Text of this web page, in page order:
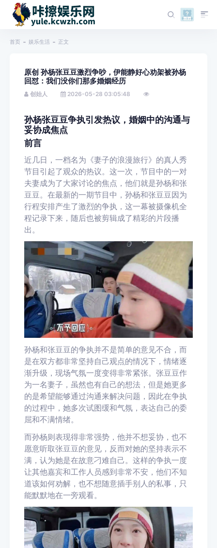
首页 娱乐生活 正文
原创 孙杨张豆豆激烈争吵，伊能静好心劝架被孙杨
回怼：我们没你们那多婚姻经历
创始人 2026-05-28 03:05:48
孙杨张豆豆争执引发热议，婚姻中的沟通与
妥协成焦点
前言
近几日，一档名为《妻子的浪漫旅行》的真人秀
节目引起了观众的热议。这一次，节目中的一对
夫妻成为了大家讨论的焦点，他们就是孙杨和张
豆豆。在最新的一期节目中，孙杨和张豆豆因为
行程安排产生了激烈的争执，这一幕被摄像机全
程记录下来，随后也被剪辑成了精彩的片段播
出。
孙杨和张豆豆的争执并不是简单的意见不合，而
是在双方都非常坚持自己观点的情况下，情绪逐
渐升级，现场气氛一度变得非常紧张。张豆豆作
为一名妻子，虽然也有自己的想法，但是她更多
的是希望能够通过沟通来解决问题，因此在争执
的过程中，她多次试图缓和气氛，表达自己的委
屈和不满情绪。
而孙杨则表现得非常强势，他并不想妥协，也不
愿意听取张豆豆的意见，反而对她的坚持表示不
满，认为她是在故意刁难自己。这样的争执一度
让其他嘉宾和工作人员感到非常不安，他们不知
道该如何劝解，也不想随意插手别人的私事，只
能默默地在一旁观看。